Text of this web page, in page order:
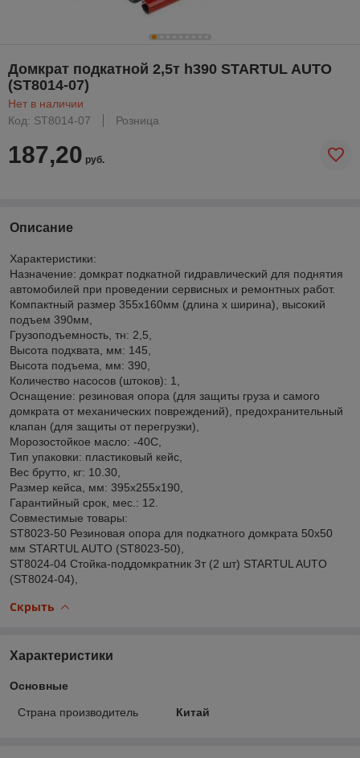
Домкрат подкатной 2,5т h390 STARTUL AUTO
(ST8014-07)
Нет в наличии
Код: ST8014-07
Розница
187,20 руб.
Описание
Характеристики:
Назначение: домкрат подкатной гидравлический для поднятия
автомобилей при проведении сервисных и ремонтных работ.
Компактный размер 355х160мм (длина х ширина), высокий
подъем 390мм,
Грузоподъемность, тн: 2,5,
Высота подхвата, мм: 145,
Высота подъема, мм: 390,
Количество насосов (штоков): 1,
Оснащение: резиновая опора (для защиты груза и самого
домкрата от механических повреждений), предохранительный
клапан (для защиты от перегрузки),
Морозостойкое масло: -40С,
Тип упаковки: пластиковый кейс,
Вес брутто, кг: 10.30,
Размер кейса, мм: 395x255x190,
Гарантийный срок, мес.: 12.
Совместимые товары:
ST8023-50 Резиновая опора для подкатного домкрата 50х50
мм STARTUL AUTO (ST8023-50),
ST8024-04 Стойка-поддомкратник 3т (2 шт) STARTUL AUTO
(ST8024-04),
Скрыть
Характеристики
Основные
Страна производитель Китай